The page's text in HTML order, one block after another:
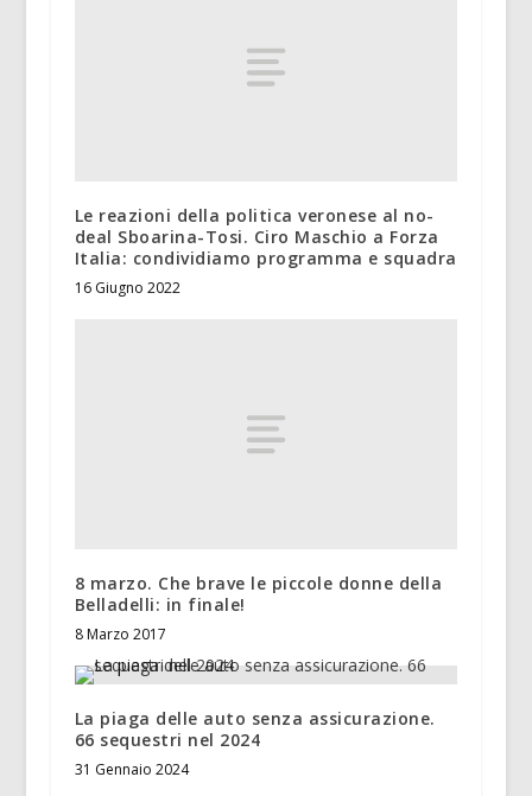
Le reazioni della politica veronese al no-
deal Sboarina-Tosi. Ciro Maschio a Forza
Italia: condividiamo programma e squadra
16 Giugno 2022
8 marzo. Che brave le piccole donne della
Belladelli: in finale!
8 Marzo 2017
La piaga delle auto senza assicurazione.
66 sequestri nel 2024
31 Gennaio 2024